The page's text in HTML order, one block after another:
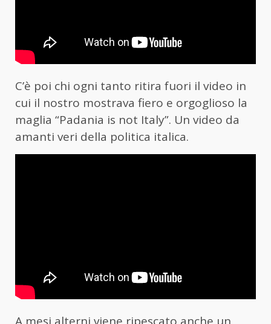
C’è poi chi ogni tanto ritira fuori il video in
cui il nostro mostrava fiero e orgoglioso la
maglia “Padania is not Italy”. Un video da
amanti veri della politica italica.